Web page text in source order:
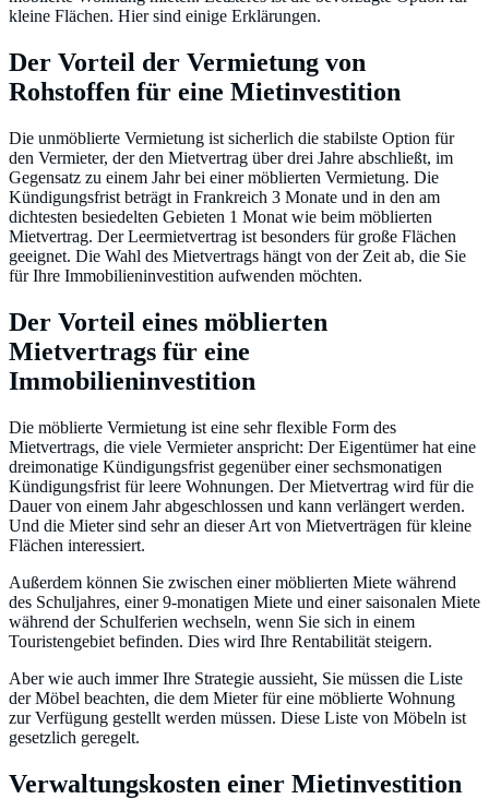
kleine Flächen. Hier sind einige Erklärungen.
Der Vorteil der Vermietung von
Rohstoffen für eine Mietinvestition
Die unmöblierte Vermietung ist sicherlich die stabilste Option für
den Vermieter, der den Mietvertrag über drei Jahre abschließt, im
Gegensatz zu einem Jahr bei einer möblierten Vermietung. Die
Kündigungsfrist beträgt in Frankreich 3 Monate und in den am
dichtesten besiedelten Gebieten 1 Monat wie beim möblierten
Mietvertrag. Der Leermietvertrag ist besonders für große Flächen
geeignet. Die Wahl des Mietvertrags hängt von der Zeit ab, die Sie
für Ihre Immobilieninvestition aufwenden möchten.
Der Vorteil eines möblierten
Mietvertrags für eine
Immobilieninvestition
Die möblierte Vermietung ist eine sehr flexible Form des
Mietvertrags, die viele Vermieter anspricht: Der Eigentümer hat eine
dreimonatige Kündigungsfrist gegenüber einer sechsmonatigen
Kündigungsfrist für leere Wohnungen. Der Mietvertrag wird für die
Dauer von einem Jahr abgeschlossen und kann verlängert werden.
Und die Mieter sind sehr an dieser Art von Mietverträgen für kleine
Flächen interessiert.
Außerdem können Sie zwischen einer möblierten Miete während
des Schuljahres, einer 9-monatigen Miete und einer saisonalen Miete
während der Schulferien wechseln, wenn Sie sich in einem
Touristengebiet befinden. Dies wird Ihre Rentabilität steigern.
Aber wie auch immer Ihre Strategie aussieht, Sie müssen die Liste
der Möbel beachten, die dem Mieter für eine möblierte Wohnung
zur Verfügung gestellt werden müssen. Diese Liste von Möbeln ist
gesetzlich geregelt.
Verwaltungskosten einer Mietinvestition